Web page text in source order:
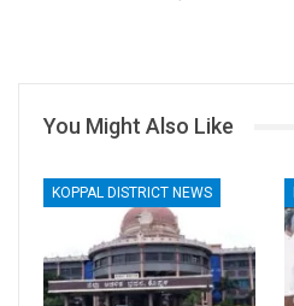
You Might Also Like
KOPPAL DISTRICT NEWS